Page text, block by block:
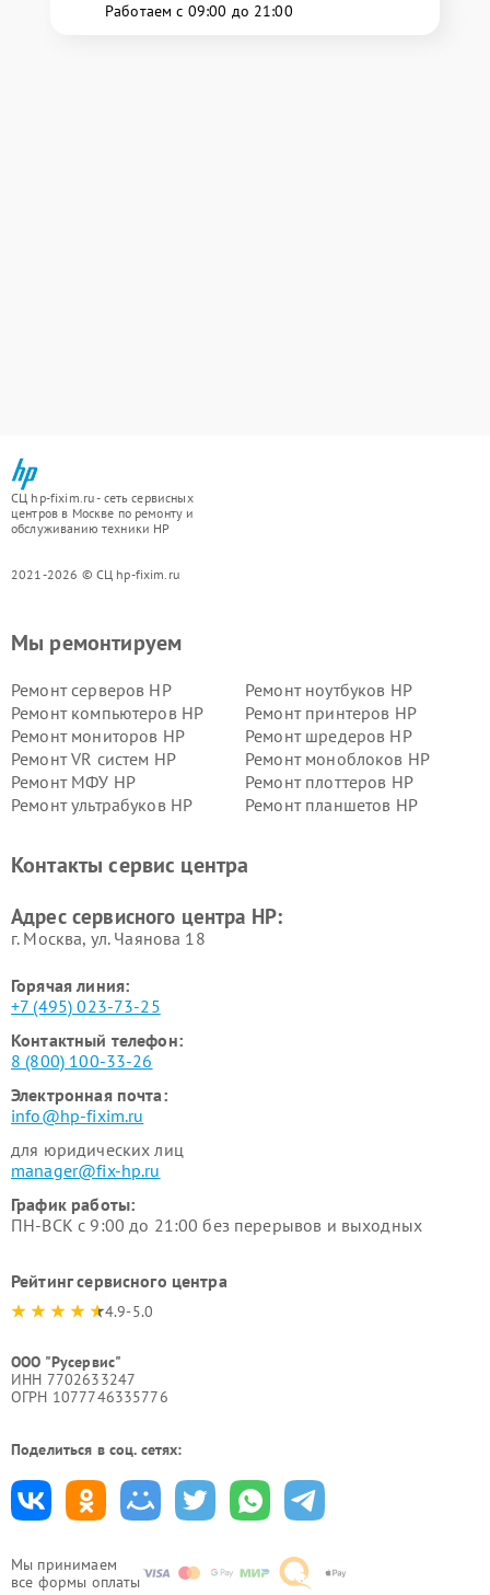
Работаем с 09:00 до 21:00
СЦ hp-fixim.ru - сеть сервисных
центров в Москве по ремонту и
обслуживанию техники HP
2021-2026 © СЦ hp-fixim.ru
Мы принимаем
все формы оплаты
Мы ремонтируем
Ремонт серверов HP
Ремонт ноутбуков HP
Ремонт компьютеров HP
Ремонт принтеров HP
Ремонт мониторов HP
Ремонт шредеров HP
Ремонт VR систем HP
Ремонт моноблоков HP
Ремонт МФУ HP
Ремонт плоттеров HP
Ремонт ультрабуков HP
Ремонт планшетов HP
Контакты сервис центра
Адрес сервисного центра HP:
г. Москва, ул. Чаянова 18
Горячая линия:
+7 (495) 023-73-25
Контактный телефон:
8 (800) 100-33-26
Электронная почта:
info@hp-fixim.ru
для юридических лиц
manager@fix-hp.ru
График работы:
ПН-ВСК с 9:00 до 21:00 без перерывов и выходных
Рейтинг сервисного центра
4.9-5.0
ООО "Русервис"
ИНН 7702633247
ОГРН 1077746335776
Поделиться в соц. сетях: